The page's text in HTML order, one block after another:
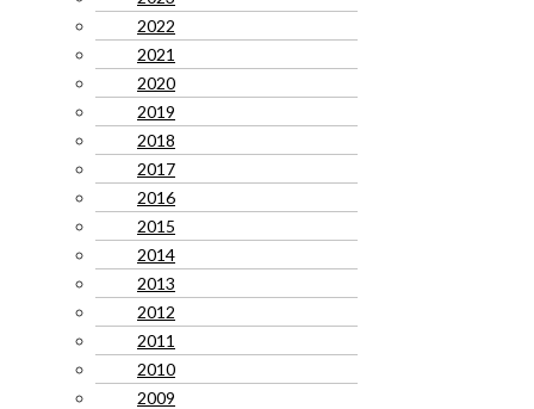
2022
2021
2020
2019
2018
2017
2016
2015
2014
2013
2012
2011
2010
2009